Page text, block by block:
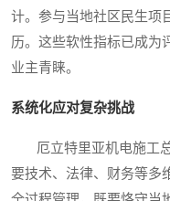
计。参与当地社区民生项
历。这些软性指标已成为
业主青睐。
系统化应对复杂挑战
厄立特里亚机电施工总
要技术、法律、财务等多